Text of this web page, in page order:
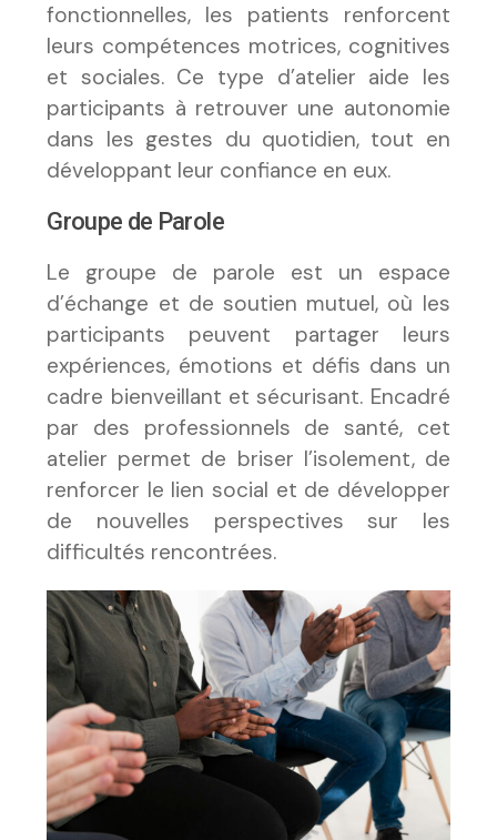
fonctionnelles, les patients renforcent
leurs compétences motrices, cognitives
et sociales. Ce type d’atelier aide les
participants à retrouver une autonomie
dans les gestes du quotidien, tout en
développant leur confiance en eux.
Groupe de Parole
Le groupe de parole est un espace
d’échange et de soutien mutuel, où les
participants peuvent partager leurs
expériences, émotions et défis dans un
cadre bienveillant et sécurisant. Encadré
par des professionnels de santé, cet
atelier permet de briser l’isolement, de
renforcer le lien social et de développer
de nouvelles perspectives sur les
difficultés rencontrées.